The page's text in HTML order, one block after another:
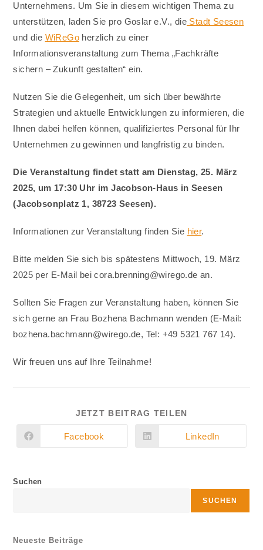
Unternehmens. Um Sie in diesem wichtigen Thema zu
unterstützen, laden Sie pro Goslar e.V., die Stadt Seesen
und die WiReGo herzlich zu einer
Informationsveranstaltung zum Thema „Fachkräfte
sichern – Zukunft gestalten“ ein.
Nutzen Sie die Gelegenheit, um sich über bewährte
Strategien und aktuelle Entwicklungen zu informieren, die
Ihnen dabei helfen können, qualifiziertes Personal für Ihr
Unternehmen zu gewinnen und langfristig zu binden.
Die Veranstaltung findet statt am Dienstag, 25. März
2025, um 17:30 Uhr im Jacobson-Haus in Seesen
(Jacobsonplatz 1, 38723 Seesen).
Informationen zur Veranstaltung finden Sie hier.
Bitte melden Sie sich bis spätestens Mittwoch, 19. März
2025 per E-Mail beicora.brenning@wirego.de an.
Sollten Sie Fragen zur Veranstaltung haben, können Sie
sich gerne an Frau Bozhena Bachmann wenden (E-Mail:
bozhena.bachmann@wirego.de, Tel: +49 5321 767 14).
Wir freuen uns auf Ihre Teilnahme!
JETZT BEITRAG TEILEN
Öffnet
Facebook
Öffnet
LinkedIn
Suchen
SUCHEN
Neueste Beiträge